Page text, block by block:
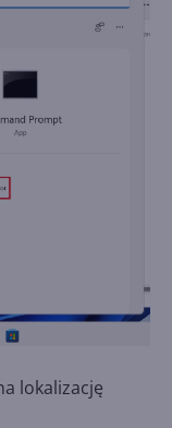
lokalizację